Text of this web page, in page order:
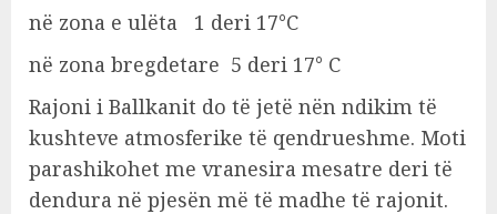
në zona e ulëta 1 deri 17°C
në zona bregdetare 5 deri 17° C
Rajoni i Ballkanit do të jetë nën ndikim të
kushteve atmosferike të qendrueshme. Moti
parashikohet me vranesira mesatre deri të
dendura në pjesën më të madhe të rajonit.